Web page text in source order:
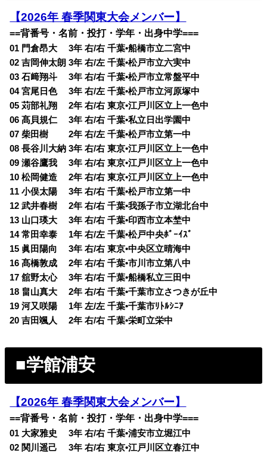
【2026年 春季関東大会メンバー】
==背番号・名前・投打・学年・出身中学===
01 門倉昂大 3年 右/右 千葉•船橋市立二宮中
02 吉岡伸太朗 3年 右/左 千葉•松戸市立六実中
03 石﨑翔斗 3年 右/右 千葉•松戸市立常盤平中
04 宮尾日色 3年 右/左 千葉•松戸市立河原塚中
05 苅部礼翔 2年 右/右 東京•江戸川区立上一色中
06 髙貝規仁 3年 右/右 千葉•私立日出学園中
07 柴田樹 2年 右/左 千葉•松戸市立第一中
08 長谷川大納 3年 右/右 東京•江戸川区立上一色中
09 瀬谷鷹我 3年 右/右 東京•江戸川区立上一色中
10 松岡健造 2年 右/右 東京•江戸川区立上一色中
11 小俣太陽 3年 右/右 千葉•松戸市立第一中
12 武井春樹 2年 右/右 千葉•我孫子市立湖北台中
13 山口瑛大 3年 右/右 千葉•印西市立本埜中
14 常田幸泰 1年 右/左 千葉•松戸中央ﾎﾞｰｲｽﾞ
15 眞田陽向 3年 右/右 東京•中央区立晴海中
16 髙橋敦成 2年 右/右 千葉•市川市立第八中
17 舘野太心 3年 右/右 千葉•船橋私立三田中
18 畠山真大 2年 右/右 千葉•千葉市立さつきが丘中
19 河又咲陽 1年 左/左 千葉•千葉市ﾘﾄﾙｼﾆｱ
20 吉田颯人 2年 右/右 千葉•栄町立栄中
■学館浦安
【2026年 春季関東大会メンバー】
==背番号・名前・投打・学年・出身中学===
01 大家雅史 3年 右/右 千葉•浦安市立堀江中
02 関川遥己 3年 右/右 東京•江戸川区立春江中